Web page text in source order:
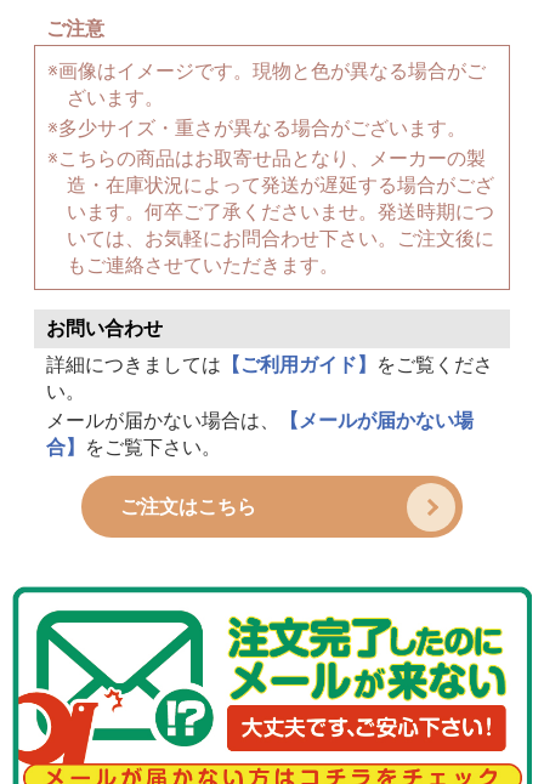
ご注意
※画像はイメージです。現物と色が異なる場合がご
ざいます。
※多少サイズ・重さが異なる場合がございます。
※こちらの商品はお取寄せ品となり、メーカーの製
造・在庫状況によって発送が遅延する場合がござ
います。何卒ご了承くださいませ。発送時期につ
いては、お気軽にお問合わせ下さい。ご注文後に
もご連絡させていただきます。
お問い合わせ
詳細につきましては 【ご利用ガイド】
をご覧くださ
い。
メールが届かない場合は、
【メールが届かない場
合】
をご覧下さい。
ご注文はこちら